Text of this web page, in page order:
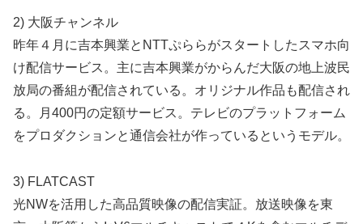
2) 大阪チャンネル
昨年４月に吉本興業とNTTぷららがスタートしたスマホ向
け配信サービス。主に吉本興業がからんだ大阪の地上波民
放局の番組が配信されている。オリジナル作品も配信され
る。月400円の定額サービス。テレビのプラットフォーム
をプロダクションと通信会社が作っているというモデル。
3) FLATCAST
光NWを活用した高品質映像の配信実証。放送映像を東